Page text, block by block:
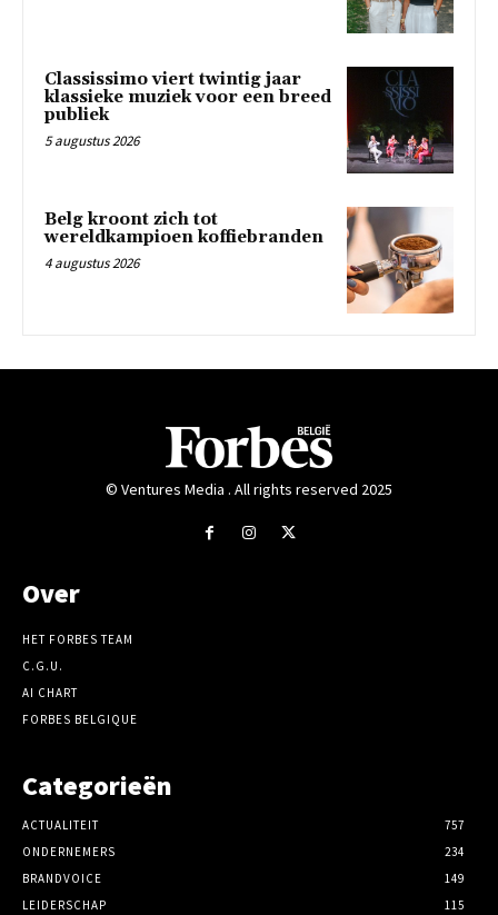
Classissimo viert twintig jaar
klassieke muziek voor een breed
publiek
5 augustus 2026
Belg kroont zich tot
wereldkampioen koffiebranden
4 augustus 2026
© Ventures Media . All rights reserved 2025
Over
HET FORBES TEAM
C.G.U.
AI CHART
FORBES BELGIQUE
Categorieën
ACTUALITEIT
757
ONDERNEMERS
234
BRANDVOICE
149
LEIDERSCHAP
115